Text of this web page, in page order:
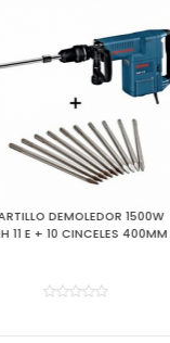
DEMOLEDOR 1500W
+ 10 CINCELES 400MM